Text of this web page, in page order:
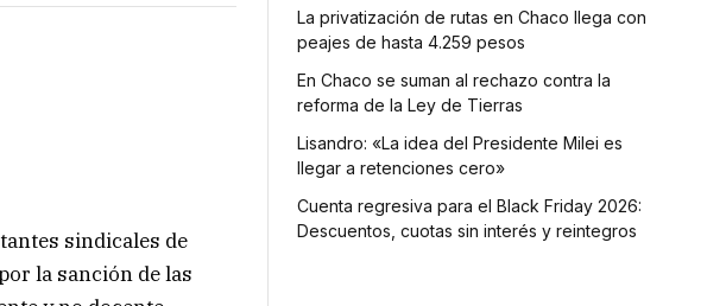
sindicales de
la sanción de las
La privatización de rutas en Chaco llega con
peajes de hasta 4.259 pesos
En Chaco se suman al rechazo contra la
reforma de la Ley de Tierras
Lisandro: «La idea del Presidente Milei es
llegar a retenciones cero»
Cuenta regresiva para el Black Friday 2026:
Descuentos, cuotas sin interés y reintegros